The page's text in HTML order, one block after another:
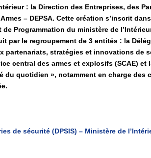
: la Direction des Entreprises, des
– DEPSA. Cette création s’inscrit
de Programmation du ministère de
par le regroupement de 3 entités : la
partenariats, stratégies et innovations de
central des armes et explosifs (SCAE) et
du quotidien », notamment en charge des
de sécurité (DPSIS) – Ministère de